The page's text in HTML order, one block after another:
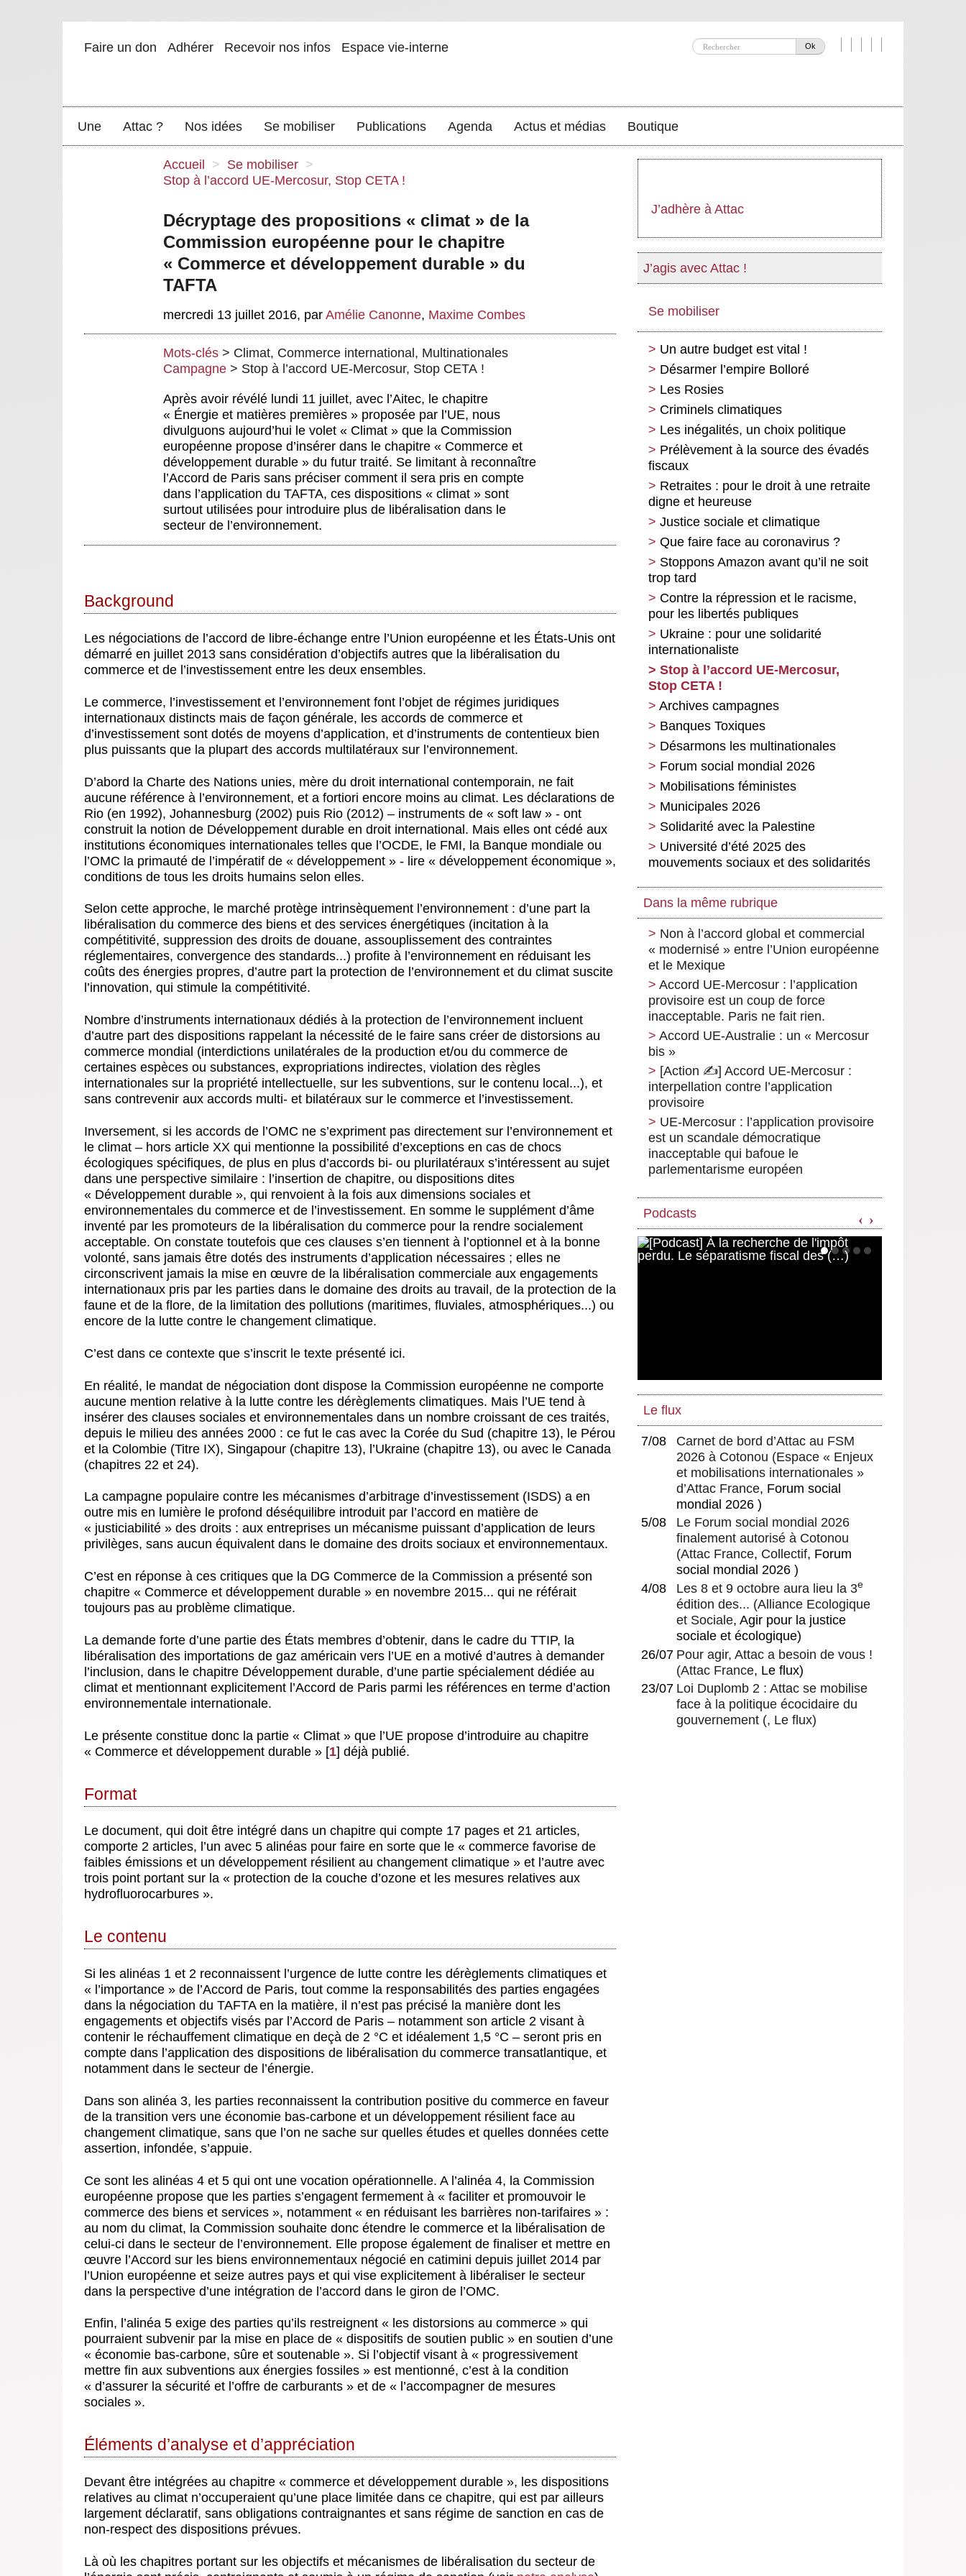
Ok
Faire un don Adhérer Recevoir nos infos Espace vie-interne
Une Attac ? Nos idées Se mobiliser Publications Agenda Actus et médias Boutique
Accueil > Se mobiliser >
Stop à l’accord UE-Mercosur, Stop CETA !
Décryptage des propositions « climat » de la
Commission européenne pour le chapitre
« Commerce et développement durable » du
TAFTA
mercredi 13 juillet 2016, par Amélie Canonne, Maxime Combes
Mots-clés > Climat, Commerce international , Multinationales
Campagne > Stop à l’accord UE-Mercosur, Stop CETA !
Après avoir révélé lundi 11 juillet, avec l’Aitec, le chapitre
« Énergie et matières premières » proposée par l’UE, nous
divulguons aujourd’hui le volet « Climat » que la Commission
européenne propose d’insérer dans le chapitre « Commerce et
développement durable » du futur traité. Se limitant à reconnaître
l’Accord de Paris sans préciser comment il sera pris en compte
dans l’application du TAFTA, ces dispositions « climat » sont
surtout utilisées pour introduire plus de libéralisation dans le
secteur de l’environnement.
Background
Les négociations de l’accord de libre-échange entre l’Union européenne et les États-Unis ont
démarré en juillet 2013 sans considération d’objectifs autres que la libéralisation du
commerce et de l’investissement entre les deux ensembles.
Le commerce, l’investissement et l’environnement font l’objet de régimes juridiques
internationaux distincts mais de façon générale, les accords de commerce et
d’investissement sont dotés de moyens d’application, et d’instruments de contentieux bien
plus puissants que la plupart des accords multilatéraux sur l’environnement.
D’abord la Charte des Nations unies, mère du droit international contemporain, ne fait
aucune référence à l’environnement, et a fortiori encore moins au climat. Les déclarations de
Rio (en 1992), Johannesburg (2002) puis Rio (2012) – instruments de « soft law » - ont
construit la notion de Développement durable en droit international. Mais elles ont cédé aux
institutions économiques internationales telles que l’OCDE, le FMI, la Banque mondiale ou
l’OMC la primauté de l’impératif de « développement » - lire « développement économique »,
conditions de tous les droits humains selon elles.
Selon cette approche, le marché protège intrinsèquement l’environnement : d’une part la
libéralisation du commerce des biens et des services énergétiques (incitation à la
compétitivité, suppression des droits de douane, assouplissement des contraintes
réglementaires, convergence des standards...) profite à l’environnement en réduisant les
coûts des énergies propres, d’autre part la protection de l’environnement et du climat suscite
l’innovation, qui stimule la compétitivité.
Nombre d’instruments internationaux dédiés à la protection de l’environnement incluent
d’autre part des dispositions rappelant la nécessité de le faire sans créer de distorsions au
commerce mondial (interdictions unilatérales de la production et/ou du commerce de
certaines espèces ou substances, expropriations indirectes, violation des règles
internationales sur la propriété intellectuelle, sur les subventions, sur le contenu local...), et
sans contrevenir aux accords multi- et bilatéraux sur le commerce et l’investissement.
Inversement, si les accords de l’OMC ne s’expriment pas directement sur l’environnement et
le climat – hors article XX qui mentionne la possibilité d’exceptions en cas de chocs
écologiques spécifiques, de plus en plus d’accords bi- ou plurilatéraux s’intéressent au sujet
dans une perspective similaire : l’insertion de chapitre, ou dispositions dites
« Développement durable », qui renvoient à la fois aux dimensions sociales et
environnementales du commerce et de l’investissement. En somme le supplément d’âme
inventé par les promoteurs de la libéralisation du commerce pour la rendre socialement
acceptable. On constate toutefois que ces clauses s’en tiennent à l’optionnel et à la bonne
volonté, sans jamais être dotés des instruments d’application nécessaires ; elles ne
circonscrivent jamais la mise en œuvre de la libéralisation commerciale aux engagements
internationaux pris par les parties dans le domaine des droits au travail, de la protection de la
faune et de la flore, de la limitation des pollutions (maritimes, fluviales, atmosphériques...) ou
encore de la lutte contre le changement climatique.
C’est dans ce contexte que s’inscrit le texte présenté ici.
En réalité, le mandat de négociation dont dispose la Commission européenne ne comporte
aucune mention relative à la lutte contre les dérèglements climatiques. Mais l’UE tend à
insérer des clauses sociales et environnementales dans un nombre croissant de ces traités,
depuis le milieu des années 2000 : ce fut le cas avec la Corée du Sud (chapitre 13), le Pérou
et la Colombie (Titre IX), Singapour (chapitre 13), l’Ukraine (chapitre 13), ou avec le Canada
(chapitres 22 et 24).
La campagne populaire contre les mécanismes d’arbitrage d’investissement (ISDS) a en
outre mis en lumière le profond déséquilibre introduit par l’accord en matière de
« justiciabilité » des droits : aux entreprises un mécanisme puissant d’application de leurs
privilèges, sans aucun équivalent dans le domaine des droits sociaux et environnementaux.
C’est en réponse à ces critiques que la DG Commerce de la Commission a présenté son
chapitre « Commerce et développement durable » en novembre 2015... qui ne référait
toujours pas au problème climatique.
La demande forte d’une partie des États membres d’obtenir, dans le cadre du TTIP, la
libéralisation des importations de gaz américain vers l’UE en a motivé d’autres à demander
l’inclusion, dans le chapitre Développement durable, d’une partie spécialement dédiée au
climat et mentionnant explicitement l’Accord de Paris parmi les références en terme d’action
environnementale internationale.
Le présente constitue donc la partie « Climat » que l’UE propose d’introduire au chapitre
« Commerce et développement durable » [1] déjà publié.
Format
Le document, qui doit être intégré dans un chapitre qui compte 17 pages et 21 articles,
comporte 2 articles, l’un avec 5 alinéas pour faire en sorte que le « commerce favorise de
faibles émissions et un développement résilient au changement climatique » et l’autre avec
trois point portant sur la « protection de la couche d’ozone et les mesures relatives aux
hydrofluorocarbures ».
Le contenu
Si les alinéas 1 et 2 reconnaissent l’urgence de lutte contre les dérèglements climatiques et
« l’importance » de l’Accord de Paris, tout comme la responsabilités des parties engagées
dans la négociation du TAFTA en la matière, il n’est pas précisé la manière dont les
engagements et objectifs visés par l’Accord de Paris – notamment son article 2 visant à
contenir le réchauffement climatique en deçà de 2 °C et idéalement 1,5 °C – seront pris en
compte dans l’application des dispositions de libéralisation du commerce transatlantique, et
notamment dans le secteur de l’énergie.
Dans son alinéa 3, les parties reconnaissent la contribution positive du commerce en faveur
de la transition vers une économie bas-carbone et un développement résilient face au
changement climatique, sans que l’on ne sache sur quelles études et quelles données cette
assertion, infondée, s’appuie.
Ce sont les alinéas 4 et 5 qui ont une vocation opérationnelle. A l’alinéa 4, la Commission
européenne propose que les parties s’engagent fermement à « faciliter et promouvoir le
commerce des biens et services », notamment « en réduisant les barrières non-tarifaires » :
au nom du climat, la Commission souhaite donc étendre le commerce et la libéralisation de
celui-ci dans le secteur de l’environnement. Elle propose également de finaliser et mettre en
œuvre l’Accord sur les biens environnementaux négocié en catimini depuis juillet 2014 par
l’Union européenne et seize autres pays et qui vise explicitement à libéraliser le secteur
dans la perspective d’une intégration de l’accord dans le giron de l’OMC.
Enfin, l’alinéa 5 exige des parties qu’ils restreignent « les distorsions au commerce » qui
pourraient subvenir par la mise en place de « dispositifs de soutien public » en soutien d’une
« économie bas-carbone, sûre et soutenable ». Si l’objectif visant à « progressivement
mettre fin aux subventions aux énergies fossiles » est mentionné, c’est à la condition
« d’assurer la sécurité et l’offre de carburants » et de « l’accompagner de mesures
sociales ».
Éléments d’analyse et d’appréciation
Devant être intégrées au chapitre « commerce et développement durable », les dispositions
relatives au climat n’occuperaient qu’une place limitée dans ce chapitre, qui est par ailleurs
largement déclaratif, sans obligations contraignantes et sans régime de sanction en cas de
non-respect des dispositions prévues.
Là où les chapitres portant sur les objectifs et mécanismes de libéralisation du secteur de
J’adhère à Attac
J’agis avec Attac !
Se mobiliser
Un autre budget est vital !
Désarmer l’empire Bolloré
Les Rosies
Criminels climatiques
Les inégalités, un choix politique
Prélèvement à la source des évadés
fiscaux
Retraites : pour le droit à une retraite
digne et heureuse
Justice sociale et climatique
Que faire face au coronavirus ?
Stoppons Amazon avant qu’il ne soit
trop tard
Contre la répression et le racisme,
pour les libertés publiques
Ukraine : pour une solidarité
internationaliste
Stop à l’accord UE-Mercosur,
Stop CETA !
Archives campagnes
Banques Toxiques
Désarmons les multinationales
Forum social mondial 2026
Mobilisations féministes
Municipales 2026
Solidarité avec la Palestine
Université d’été 2025 des
mouvements sociaux et des solidarités
Dans la même rubrique
Non à l’accord global et commercial
« modernisé » entre l’Union européenne
et le Mexique
Accord UE-Mercosur : l’application
provisoire est un coup de force
inacceptable. Paris ne fait rien.
Accord UE-Australie : un « Mercosur
bis »
[Action ✍️] Accord UE-Mercosur :
interpellation contre l’application
provisoire
UE-Mercosur : l’application provisoire
est un scandale démocratique
inacceptable qui bafoue le
parlementarisme européen
Podcasts ‹ ›
Le flux
7/08
Carnet de bord d’Attac au FSM
2026 à Cotonou (Espace « Enjeux
et mobilisations internationales »
d’Attac France, Forum social
mondial 2026 )
5/08
Le Forum social mondial 2026
finalement autorisé à Cotonou
(Attac France, Collectif, Forum
social mondial 2026 )
4/08
Les 8 et 9 octobre aura lieu la 3e
édition des... (Alliance Ecologique
et Sociale, Agir pour la justice
sociale et écologique)
26/07 Pour agir, Attac a besoin de vous !
(Attac France, Le flux)
23/07 Loi Duplomb 2 : Attac se mobilise
face à la politique écocidaire du
gouvernement (, Le flux)